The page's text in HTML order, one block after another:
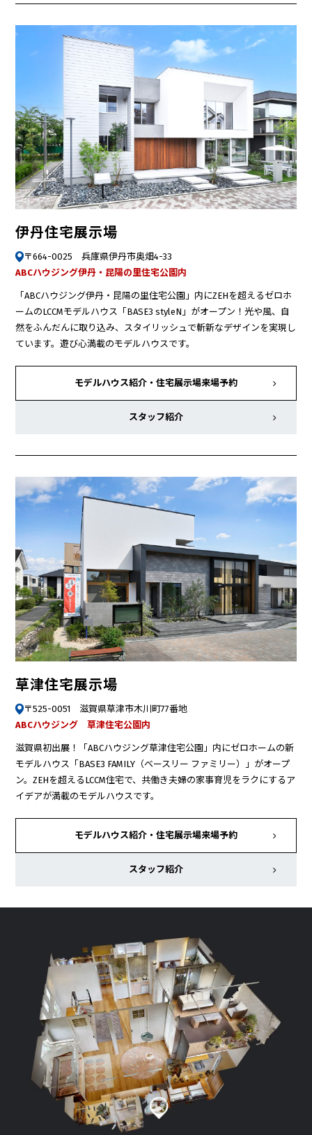
伊丹住宅展示場
〒664-0025 兵庫県伊丹市奥畑4-33
ABCハウジング伊丹・昆陽の里住宅公園内
「ABCハウジング伊丹・昆陽の里住宅公園」内にZEHを超えるゼロホ
ームのLCCMモデルハウス「BASE3 styleN」がオープン！光や風、自
然をふんだんに取り込み、スタイリッシュで斬新なデザインを実現し
ています。遊び心満載のモデルハウスです。
モデルハウス紹介・ 住宅展示場来場予約
スタッフ紹介
草津住宅展示場
〒525-0051 滋賀県草津市木川町77番地
ABCハウジング 草津住宅公園内
滋賀県初出展！「ABCハウジング草津住宅公園」内にゼロホームの新
モデルハウス「BASE3 FAMILY（ベースリー ファミリー）」がオープ
ン。ZEHを超えるLCCM住宅で、共働き夫婦の家事育児をラクにするア
イデアが満載のモデルハウスです。
モデルハウス紹介・ 住宅展示場来場予約
スタッフ紹介